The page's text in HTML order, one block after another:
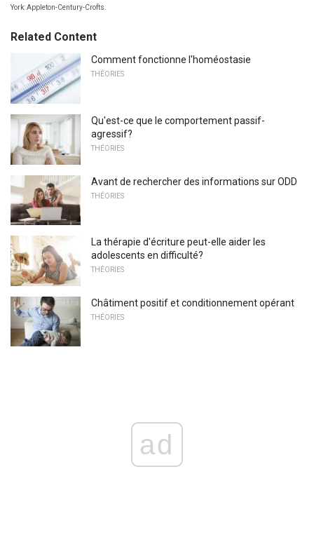
York: Appleton-Century-Crofts.
Related Content
Comment fonctionne l'homéostasie
THÉORIES
Qu'est-ce que le comportement passif-
agressif?
THÉORIES
Avant de rechercher des informations sur ODD
THÉORIES
La thérapie d'écriture peut-elle aider les
adolescents en difficulté?
THÉORIES
Châtiment positif et conditionnement opérant
THÉORIES
ad